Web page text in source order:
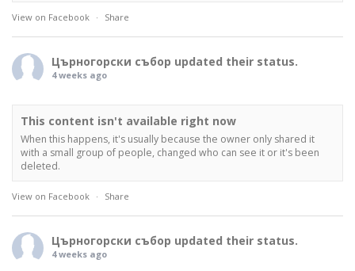
View on Facebook · Share
Църногорски събор updated their status.
4 weeks ago
This content isn't available right now
When this happens, it's usually because the owner only shared it
with a small group of people, changed who can see it or it's been
deleted.
View on Facebook · Share
Църногорски събор updated their status.
4 weeks ago